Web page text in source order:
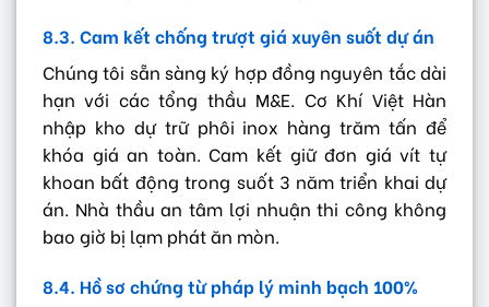
8.3. Cam kết chống trượt giá xuyên suốt dự án
Chúng tôi sẵn sàng ký hợp đồng nguyên tắc dài
hạn với các tổng thầu M&E. Cơ Khí Việt Hàn
nhập kho dự trữ phôi inox hàng trăm tấn để
khóa giá an toàn. Cam kết giữ đơn giá vít tự
khoan bất động trong suốt 3 năm triển khai dự
án. Nhà thầu an tâm lợi nhuận thi công không
bao giờ bị lạm phát ăn mòn.
8.4. Hồ sơ chứng từ pháp lý minh bạch 100%